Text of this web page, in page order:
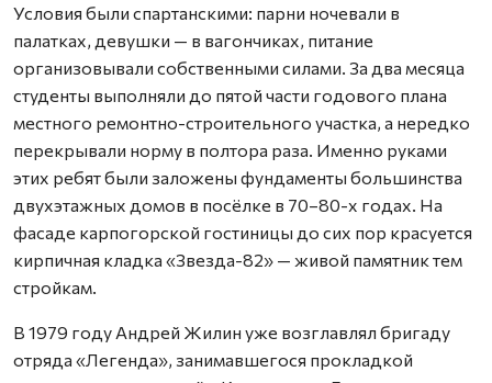
Условия были спартанскими: парни ночевали в
палатках, девушки — в вагончиках, питание
организовывали собственными силами. За два месяца
студенты выполняли до пятой части годового плана
местного ремонтно-строительного участка, а нередко
перекрывали норму в полтора раза. Именно руками
этих ребят были заложены фундаменты большинства
двухэтажных домов в посёлке в 70–80-х годах. На
фасаде карпогорской гостиницы до сих пор красуется
кирпичная кладка «Звезда-82» — живой памятник тем
стройкам.
В 1979 году Андрей Жилин уже возглавлял бригаду
отряда «Легенда», занимавшегося прокладкой